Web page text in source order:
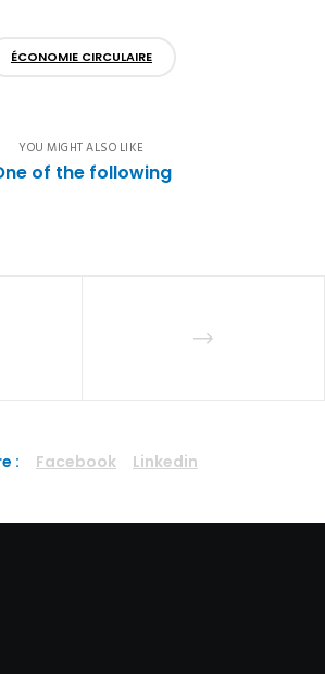
ÉCONOMIE CIRCULAIRE
YOU MIGHT ALSO LIKE
of the following
: Facebook Linkedin